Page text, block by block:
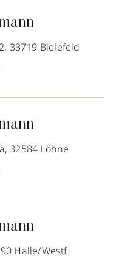
33719 Bielefeld
32584 Löhne
Halle/Westf.